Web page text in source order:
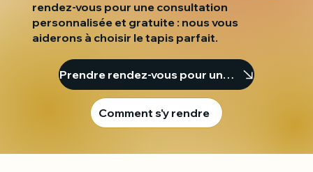
rendez-vous pour une consultation
personnalisée et gratuite : nous vous
aiderons à choisir le tapis parfait.
Prendre rendez-vous pour une consultation
Comment s'y rendre